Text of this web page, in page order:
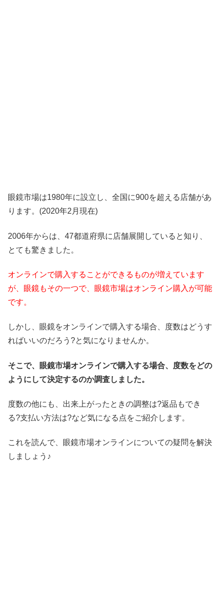
眼鏡市場は1980年に設立し、全国に900を超える店舗があ
ります。(2020年2月現在)
2006年からは、47都道府県に店舗展開していると知り、
とても驚きました。
オンラインで購入することができるものが増えています
が、眼鏡もその一つで、眼鏡市場はオンライン購入が可能
です。
しかし、眼鏡をオンラインで購入する場合、度数はどうす
ればいいのだろう?と気になりませんか。
そこで、眼鏡市場オンラインで購入する場合、度数をどの
ようにして決定するのか調査しました。
度数の他にも、出来上がったときの調整は?返品もでき
る?支払い方法は?など気になる点をご紹介します。
これを読んで、眼鏡市場オンラインについての疑問を解決
しましょう♪